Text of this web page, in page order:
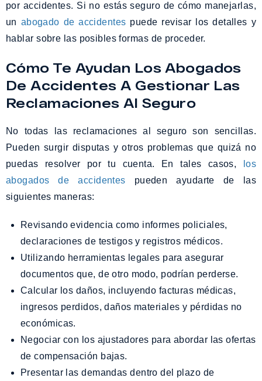
por accidentes. Si no estás seguro de cómo manejarlas,
un abogado de accidentes puede revisar los detalles y
hablar sobre las posibles formas de proceder.
Cómo Te Ayudan Los Abogados
De Accidentes A Gestionar Las
Reclamaciones Al Seguro
No todas las reclamaciones al seguro son sencillas.
Pueden surgir disputas y otros problemas que quizá no
puedas resolver por tu cuenta. En tales casos,
los
abogados de accidentes pueden ayudarte de las
siguientes maneras:
Revisando evidencia como informes policiales,
declaraciones de testigos y registros médicos.
Utilizando herramientas legales para asegurar
documentos que, de otro modo, podrían perderse.
Calcular los daños, incluyendo facturas médicas,
ingresos perdidos, daños materiales y pérdidas no
económicas.
Negociar con los ajustadores para abordar las ofertas
de compensación bajas.
Presentar las demandas dentro del plazo de